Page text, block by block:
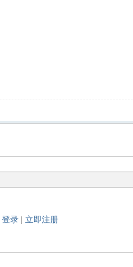
登录| 立即注册